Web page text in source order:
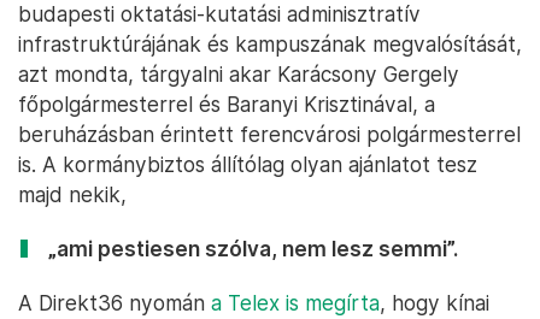
budapesti oktatási-kutatási adminisztratív
infrastruktúrájának és kampuszának megvalósítását,
azt mondta, tárgyalni akar Karácsony Gergely
főpolgármesterrel és Baranyi Krisztinával, a
beruházásban érintett ferencvárosi polgármesterrel
is. A kormánybiztos állítólag olyan ajánlatot tesz
majd nekik,
„ami pestiesen szólva, nem lesz semmi”.
A Direkt36 nyomán a Telex is megírta, hogy kínai